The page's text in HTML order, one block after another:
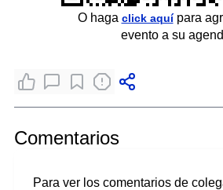
O haga click aquípara
evento a su
Comentarios
Para ver los comentarios de